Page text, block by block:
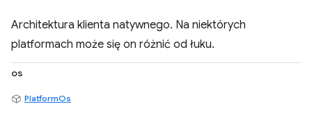
Architektura klienta natywnego. Na niektórych
platformach może się on różnić od łuku.
os
PlatformOs